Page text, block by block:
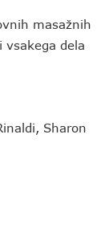
masažnih
vsakega dela
Sharon